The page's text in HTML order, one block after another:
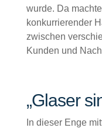
wurde. Da
konkurrierender
zwischen
Kunden und
„Glaser
In dieser Enge